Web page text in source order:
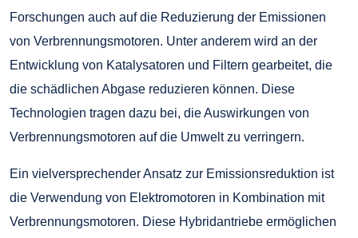
Forschungen auch auf die Reduzierung der Emissionen
von Verbrennungsmotoren. Unter anderem wird an der
Entwicklung von Katalysatoren und Filtern gearbeitet, die
die schädlichen Abgase reduzieren können. Diese
Technologien tragen dazu bei, die Auswirkungen von
Verbrennungsmotoren auf die Umwelt zu verringern.
Ein vielversprechender Ansatz zur Emissionsreduktion ist
die Verwendung von Elektromotoren in Kombination mit
Verbrennungsmotoren. Diese Hybridantriebe ermöglichen